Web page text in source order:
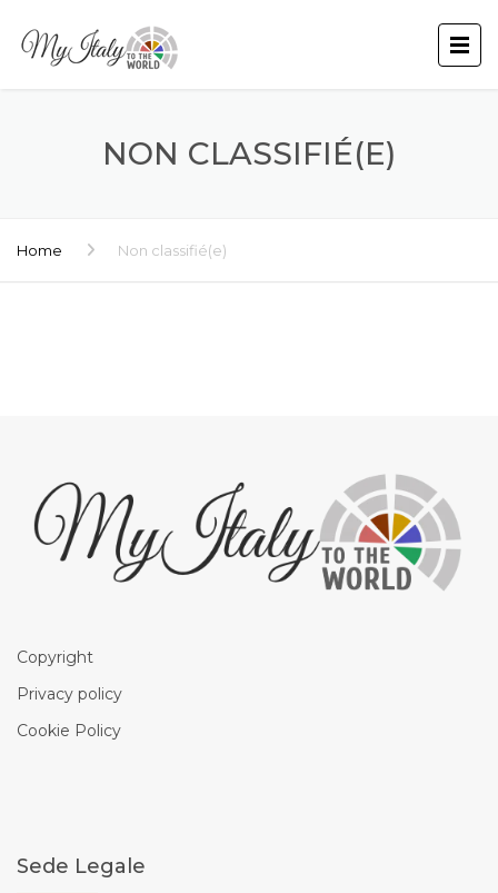
NON CLASSIFIÉ(E)
Home Non classifié(e)
Copyright
Privacy policy
Cookie Policy
Sede Legale